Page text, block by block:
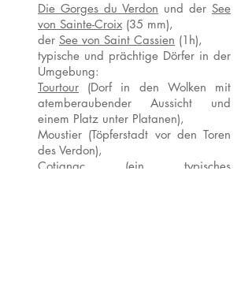
Die Gorges du Verdon und der See
von Sainte-Croix (35 mm),
der See von Saint Cassien (1h),
typische und prächtige Dörfer in der
Umgebung:
Tourtour (Dorf in den Wolken mit
atemberaubender Aussicht und
einem Platz unter Platanen),
Moustier (Töpferstadt vor den Toren
des Verdon),
Cotignac (ein typisches